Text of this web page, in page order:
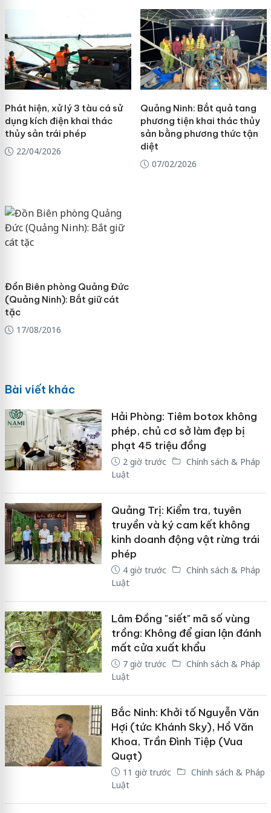
Phát hiện, xử lý 3 tàu cá sử
dụng kích điện khai thác
thủy sản trái phép
22/04/2026
Quảng Ninh: Bắt quả tang
phương tiện khai thác thủy
sản bằng phương thức tận
diệt
07/02/2026
Đồn Biên phòng Quảng Đức
(Quảng Ninh): Bắt giữ cát
tặc
17/08/2016
Bài viết khác
Hải Phòng: Tiêm botox không
phép, chủ cơ sở làm đẹp bị
phạt 45 triệu đồng
2 giờ trước
Chính sách & Pháp
Luật
Quảng Trị: Kiểm tra, tuyên
truyền và ký cam kết không
kinh doanh động vật rừng trái
phép
4 giờ trước
Chính sách & Pháp
Luật
Lâm Đồng "siết" mã số vùng
trồng: Không để gian lận đánh
mất cửa xuất khẩu
7 giờ trước
Chính sách & Pháp
Luật
Bắc Ninh: Khởi tố Nguyễn Văn
Hợi (tức Khánh Sky), Hồ Văn
Khoa, Trần Đình Tiệp (Vua
Quạt)
11 giờ trước
Chính sách & Pháp
Luật